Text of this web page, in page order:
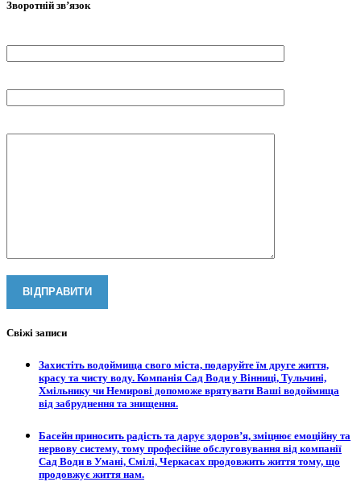
Зворотній зв’язок
Свіжі записи
Захистіть водоймища свого міста, подаруйте їм друге життя,
красу та чисту воду. Компанія Сад Води у Вінниці, Тульчині,
Хмільнику чи Немирові допоможе врятувати Ваші водоймища
від забруднення та знищення.
Басейн приносить радість та дарує здоров’я, зміцнює емоційну та
нервову систему, тому професійне обслуговування від компанії
Сад Води в Умані, Смілі, Черкасах продовжить життя тому, що
продовжує життя нам.